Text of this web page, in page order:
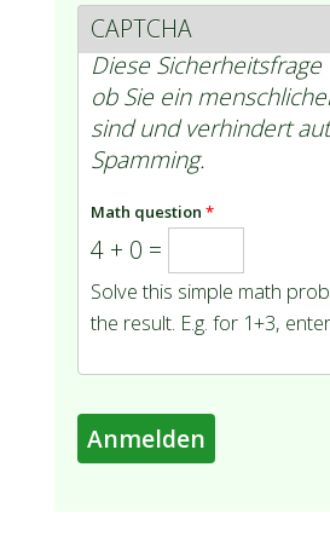
CAPTCHA
Diese
ob Sie ein
sind und verhindert
Spamming.
Math question *
4 + 0 =
Solve this simple math
the result. E.g. for 1+3,